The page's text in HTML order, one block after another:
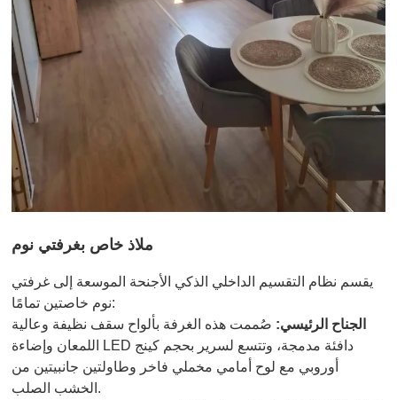
ملاذ خاص بغرفتي نوم
يقسم نظام التقسيم الداخلي الذكي الأجنحة الموسعة إلى غرفتي
نوم خاصتين تمامًا:
الجناح الرئيسي: صُممت هذه الغرفة بألواح سقف نظيفة وعالية
اللمعان وإضاءة LED دافئة مدمجة، وتتسع لسرير بحجم كينج
أوروبي مع لوح أمامي مخملي فاخر وطاولتين جانبيتين من
الخشب الصلب.